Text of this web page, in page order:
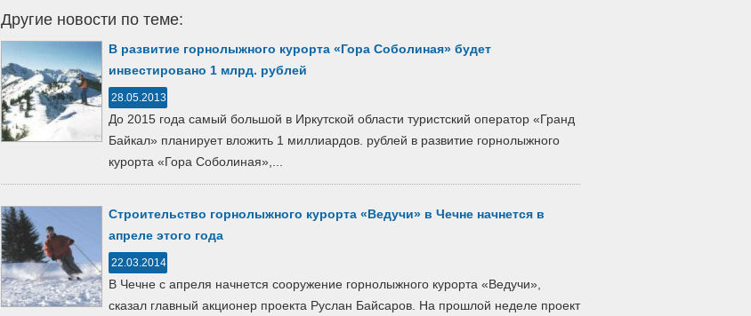
Другие новости по теме:
В развитие горнолыжного курорта «Гора Соболиная» будет
инвестировано 1 млрд. рублей
28.05.2013
До 2015 года самый большой в Иркутской области туристский оператор «Гранд
Байкал» планирует вложить 1 миллиардов. рублей в развитие горнолыжного
курорта «Гора Соболиная»,...
Строительство горнолыжного курорта «Ведучи» в Чечне начнется в
апреле этого года
22.03.2014
В Чечне с апреля начнется сооружение горнолыжного курорта «Ведучи»,
сказал главный акционер проекта Руслан Байсаров. На прошлой неделе проект